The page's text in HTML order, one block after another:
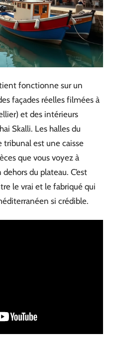
fonctionne sur un
façades réelles filmées à
et des intérieurs
Skalli. Les halles du
tribunal est une caisse
que vous voyez à
du plateau. C’est
le vrai et le fabriqué qui
si crédible.